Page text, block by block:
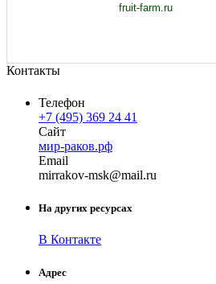
fruit-farm.ru
Контакты
Телефон
+7 (495) 369 24 41
Сайт
мир-раков.рф
Email
mirrakov-msk@mail.ru
На других ресурсах
В Контакте
Адрес